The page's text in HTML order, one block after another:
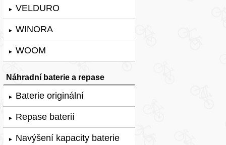
► VELDURO
► WINORA
► WOOM
Náhradní baterie a repase
► Baterie originální
► Repase baterií
► Navýšení kapacity baterie